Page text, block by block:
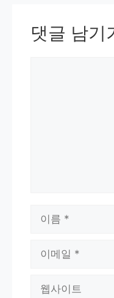
댓글 남기